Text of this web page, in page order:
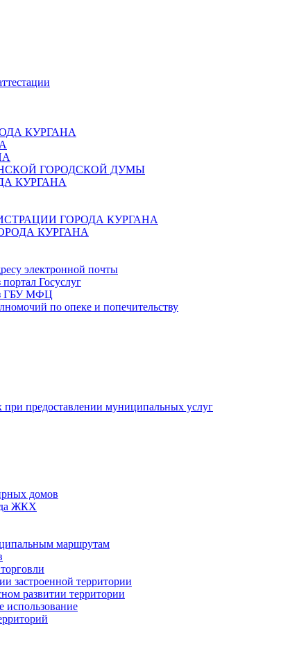
КУРГАНА
ГОРОДСКОЙ ДУМЫ
КУРГАНА
ГОРОДА КУРГАНА
КУРГАНА
электронной почты
Госуслуг
ГБУ МФЦ
по опеке и попечительству
предоставлении муниципальных услуг
домов
ЖКХ
маршрутам
застроенной территории
развитии территории
использование